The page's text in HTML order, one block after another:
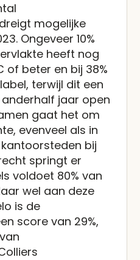
mogelijke
Ongeveer 10%
heeft nog
of beter en bij 38%
terwijl dit een
jaar open
gaat het om
evenveel als in
bij
springt er
voldoet 80% van
wel aan deze
is de
score van 29%,